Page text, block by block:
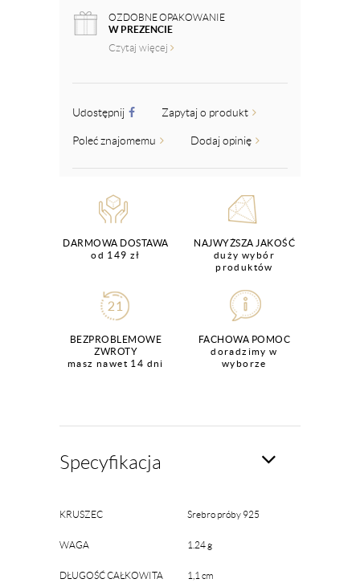
OZDOBNE OPAKOWANIE
W PREZENCIE
Czytaj więcej
Udostępnij Zapytaj o produkt
Poleć znajomemu Dodaj opinię
DARMOWA DOSTAWA
od 149 zł
NAJWYŻSZA JAKOŚĆ
duży wybór
produktów
BEZPROBLEMOWE
ZWROTY
masz nawet 14 dni
FACHOWA POMOC
doradzimy w
wyborze
Specyfikacja
KRUSZEC Srebro próby 925
WAGA 1.24 g
DŁUGOŚĆ CAŁKOWITA 1,1 cm